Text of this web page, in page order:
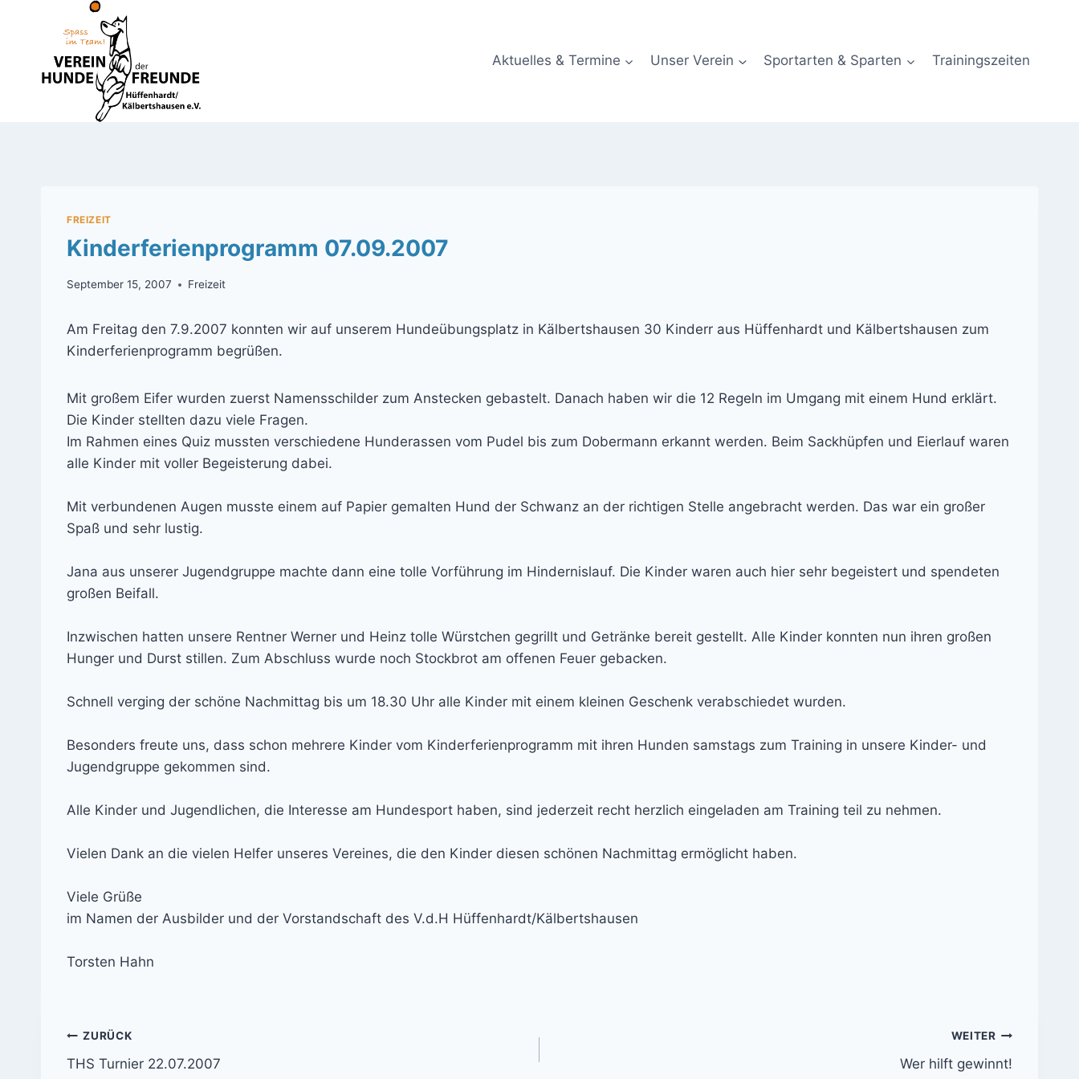
springen
Aktuelles & Termine Unser Verein Sportarten & Sparten Trainingszeiten
FREIZEIT
Kinderferienprogramm 07.09.2007
September 15, 2007 Freizeit
Am Freitag den 7.9.2007 konnten wir auf unserem Hundeübungsplatz in Kälbertshausen 30 Kinderr aus Hüffenhardt und Kälbertshausen zum
Kinderferienprogramm begrüßen.
Mit großem Eifer wurden zuerst Namensschilder zum Anstecken gebastelt. Danach haben wir die 12 Regeln im Umgang mit einem Hund erklärt.
Die Kinder stellten dazu viele Fragen.
Im Rahmen eines Quiz mussten verschiedene Hunderassen vom Pudel bis zum Dobermann erkannt werden. Beim Sackhüpfen und Eierlauf waren
alle Kinder mit voller Begeisterung dabei.
Mit verbundenen Augen musste einem auf Papier gemalten Hund der Schwanz an der richtigen Stelle angebracht werden. Das war ein großer
Spaß und sehr lustig.
Jana aus unserer Jugendgruppe machte dann eine tolle Vorführung im Hindernislauf. Die Kinder waren auch hier sehr begeistert und spendeten
großen Beifall.
Inzwischen hatten unsere Rentner Werner und Heinz tolle Würstchen gegrillt und Getränke bereit gestellt. Alle Kinder konnten nun ihren großen
Hunger und Durst stillen. Zum Abschluss wurde noch Stockbrot am offenen Feuer gebacken.
Schnell verging der schöne Nachmittag bis um 18.30 Uhr alle Kinder mit einem kleinen Geschenk verabschiedet wurden.
Besonders freute uns, dass schon mehrere Kinder vom Kinderferienprogramm mit ihren Hunden samstags zum Training in unsere Kinder- und
Jugendgruppe gekommen sind.
Alle Kinder und Jugendlichen, die Interesse am Hundesport haben, sind jederzeit recht herzlich eingeladen am Training teil zu nehmen.
Vielen Dank an die vielen Helfer unseres Vereines, die den Kinder diesen schönen Nachmittag ermöglicht haben.
Viele Grüße
im Namen der Ausbilder und der Vorstandschaft des V.d.H Hüffenhardt/Kälbertshausen
Torsten Hahn
Beitrags-
Navigation
ZURÜCK
THS Turnier 22.07.2007
WEITER
Wer hilft gewinnt!